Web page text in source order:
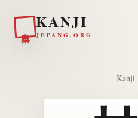
KANJI
JEPANG.ORG
Kanji